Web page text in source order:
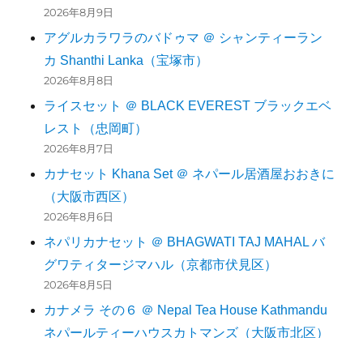
2026年8月9日
アグルカラワラのバドゥマ ＠ シャンティーラン
カ Shanthi Lanka（宝塚市）
2026年8月8日
ライスセット ＠ BLACK EVEREST ブラックエベ
レスト（忠岡町）
2026年8月7日
カナセット Khana Set ＠ ネパール居酒屋おおきに
（大阪市西区）
2026年8月6日
ネパリカナセット ＠ BHAGWATI TAJ MAHAL バ
グワティタージマハル（京都市伏見区）
2026年8月5日
カナメラ その６ ＠ Nepal Tea House Kathmandu
ネパールティーハウスカトマンズ（大阪市北区）